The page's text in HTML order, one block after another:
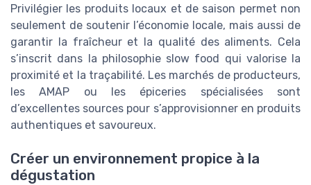
Privilégier les produits locaux et de saison permet non
seulement de soutenir l’économie locale, mais aussi de
garantir la fraîcheur et la qualité des aliments. Cela
s’inscrit dans la philosophie slow food qui valorise la
proximité et la traçabilité. Les marchés de producteurs,
les AMAP ou les épiceries spécialisées sont
d’excellentes sources pour s’approvisionner en produits
authentiques et savoureux.
Créer un environnement propice à la
dégustation